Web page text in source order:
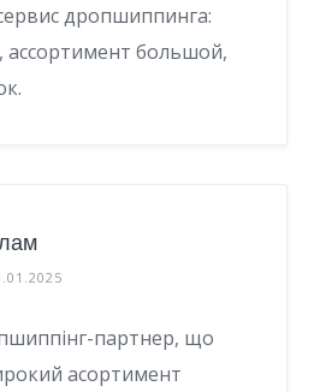
дропшиппинга:
ассортимент большой,
партнер, що
асортимент